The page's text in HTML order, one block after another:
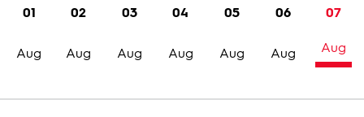
Trailer
Bilder
01
Aug
02
Aug
03
Aug
04
Aug
05
Aug
06
Aug
07
Aug